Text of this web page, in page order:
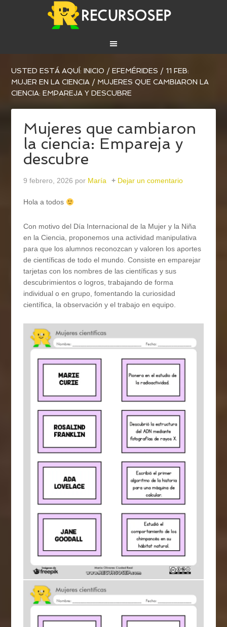
USTED ESTÁ AQUÍ:INICIO / EFEMÉRIDES / 11 FEB:
MUJER EN LA CIENCIA / MUJERES QUE CAMBIARON LA
CIENCIA: EMPAREJA Y DESCUBRE
Mujeres que cambiaron
la ciencia: Empareja y
descubre
9 febrero, 2026 por María Dejar un comentario
Hola a todos
Con motivo del Día Internacional de la Mujer y la Niña
en la Ciencia, proponemos una actividad manipulativa
para que los alumnos reconozcan y valoren los aportes
de científicas de todo el mundo. Consiste en emparejar
tarjetas con los nombres de las científicas y sus
descubrimientos o logros, trabajando de forma
individual o en grupo, fomentando la curiosidad
científica, la observación y el trabajo en equipo.